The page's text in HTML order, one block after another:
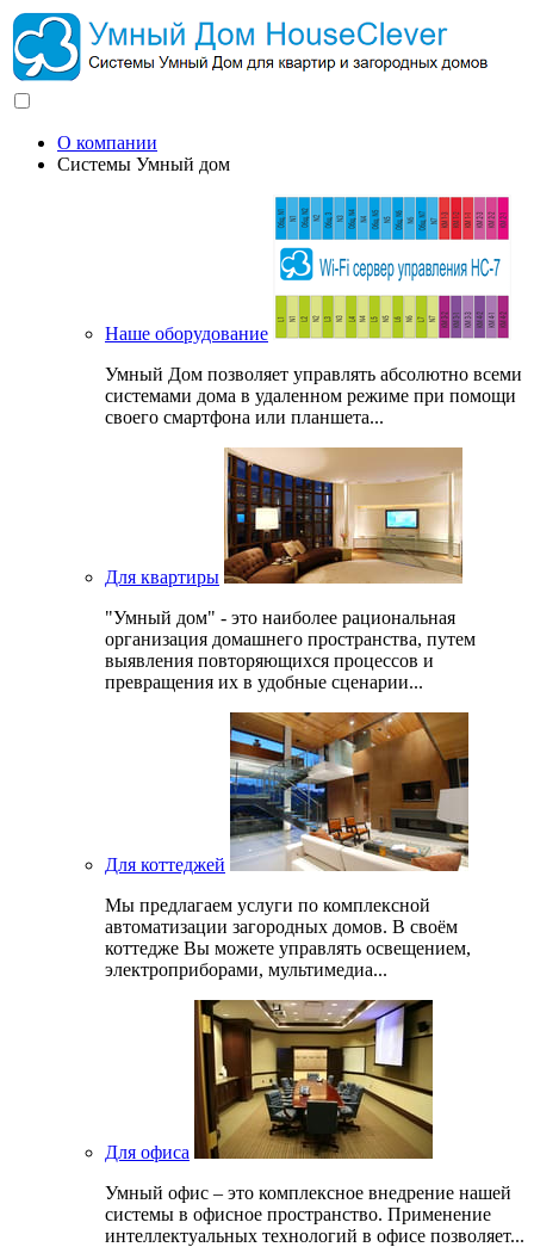
О компании
Системы Умный дом
Наше оборудование
Умный Дом позволяет управлять абсолютно всеми
системами дома в удаленном режиме при помощи
своего смартфона или планшета...
Для квартиры
"Умный дом" - это наиболее рациональная
организация домашнего пространства, путем
выявления повторяющихся процессов и
превращения их в удобные сценарии...
Для коттеджей
Мы предлагаем услуги по комплексной
автоматизации загородных домов. В своём
коттедже Вы можете управлять освещением,
электроприборами, мультимедиа...
Для офиса
Умный офис – это комплексное внедрение нашей
системы в офисное пространство. Применение
интеллектуальных технологий в офисе позволяет...